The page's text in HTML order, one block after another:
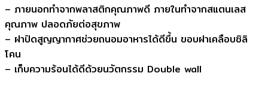
– ภายนอกทำจากพลาสติกคุณภาพดี ภายในทำจากสแตนเลส
คุณภาพ ปลอดภัยต่อสุขภาพ
– ฝาปิดสูญญากาศช่วยถนอมอาหารได้ดีขึ้น ขอบฝาเคลือบซิลิ
โคน
– เก็บความร้อนได้ดีด้วยนวัตกรรม Double wall